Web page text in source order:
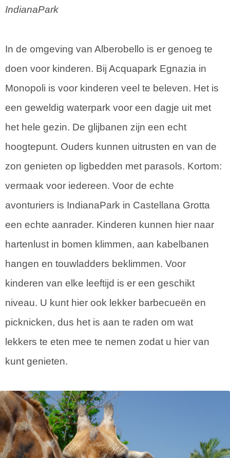
IndianaPark
In de omgeving van Alberobello is er genoeg te
doen voor kinderen. Bij Acquapark Egnazia in
Monopoli is voor kinderen veel te beleven. Het is
een geweldig waterpark voor een dagje uit met
het hele gezin. De glijbanen zijn een echt
hoogtepunt. Ouders kunnen uitrusten en van de
zon genieten op ligbedden met parasols. Kortom:
vermaak voor iedereen. Voor de echte
avonturiers is IndianaPark in Castellana Grotta
een echte aanrader. Kinderen kunnen hier naar
hartenlust in bomen klimmen, aan kabelbanen
hangen en touwladders beklimmen. Voor
kinderen van elke leeftijd is er een geschikt
niveau. U kunt hier ook lekker barbecueën en
picknicken, dus het is aan te raden om wat
lekkers te eten mee te nemen zodat u hier van
kunt genieten.